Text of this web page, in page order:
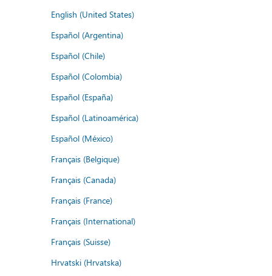
English (United States)
Español (Argentina)
Español (Chile)
Español (Colombia)
Español (España)
Español (Latinoamérica)
Español (México)
Français (Belgique)
Français (Canada)
Français (France)
Français (International)
Français (Suisse)
Hrvatski (Hrvatska)